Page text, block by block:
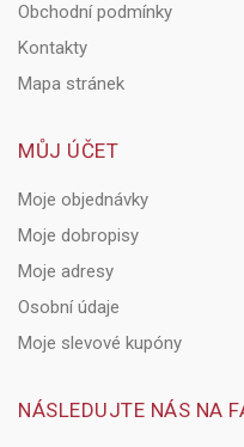
Obchodní podmínky
Kontakty
Mapa stránek
MŮJ ÚČET
Moje objednávky
Moje dobropisy
Moje adresy
Osobní údaje
Moje slevové kupóny
NÁSLEDUJTE NÁS NA